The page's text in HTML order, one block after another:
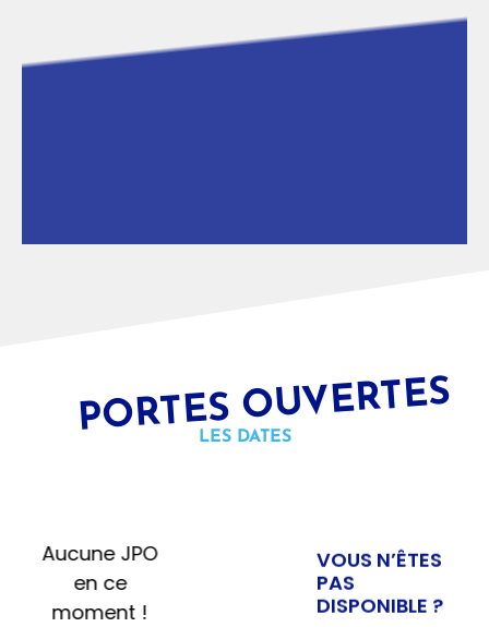
PORTES OUVERTES
LES DATES
Aucune JPO
en ce
moment !
VOUS N’ÊTES
PAS
DISPONIBLE ?